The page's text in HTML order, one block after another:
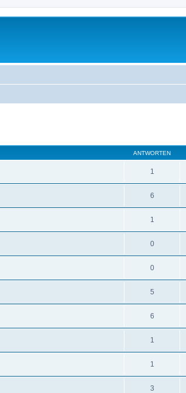
ANTWORTEN
1
6
1
0
0
5
6
1
1
3